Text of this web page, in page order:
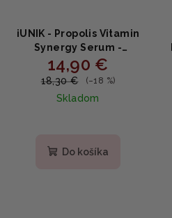
iUNIK - Propolis Vitamin
Synergy Serum -
vitamínové sérum s
propolisom 50ml
14,90 €
18,30 € (–18 %)
Skladom
produktu
Do košíka